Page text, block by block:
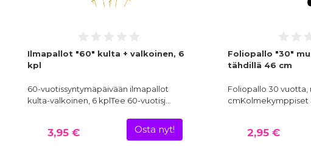
Ilmapallot "60" kulta + valkoinen, 6
kpl
60-vuotissyntymäpäivään ilmapallot
kulta-valkoinen, 6 kplTee 60-vuotisj…
3,95 € Osta nyt!
Foliopallo "30"
tähdillä 46 cm
Foliopallo 30 vuotta,
cmKolmekymppiset
2,95 €